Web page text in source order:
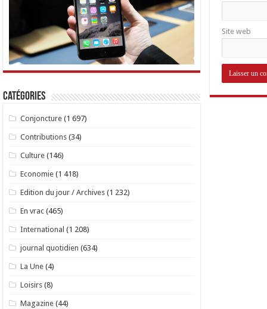
Site web
Catégories
Conjoncture (1 697)
Contributions (34)
Culture (146)
Economie (1 418)
Edition du jour / Archives (1 232)
En vrac (465)
International (1 208)
journal quotidien (634)
La Une (4)
Loisirs (8)
Magazine (44)